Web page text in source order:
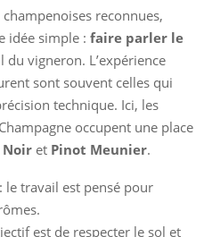
reconnues,
idée simple : faire parler le
du vigneron. L’expérience
sont souvent celles qui
technique. Ici, les
occupent une place
Noir et Pinot Meunier.
: le travail est pensé pour
est de respecter le sol et